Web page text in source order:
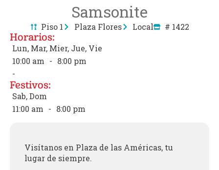
Samsonite
Piso 1 Plaza Flores Local # 1422
Horarios:
Lun, Mar, Mier, Jue, Vie
10:00 am - 8:00 pm
-
Festivos:
Sab, Dom
11:00 am - 8:00 pm
Visítanos en Plaza de las Américas, tu
lugar de siempre.